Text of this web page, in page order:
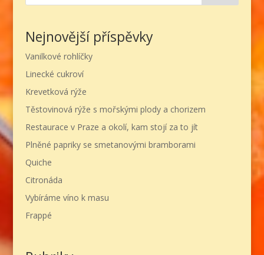
Nejnovější příspěvky
Vanilkové rohlíčky
Linecké cukroví
Krevetková rýže
Těstovinová rýže s mořskými plody a chorizem
Restaurace v Praze a okolí, kam stojí za to jít
Plněné papriky se smetanovými bramborami
Quiche
Citronáda
Vybíráme víno k masu
Frappé